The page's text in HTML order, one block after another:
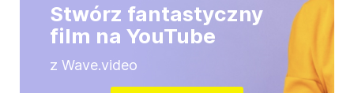
Stwórz fantastyczny
film na YouTube
z Wave.video